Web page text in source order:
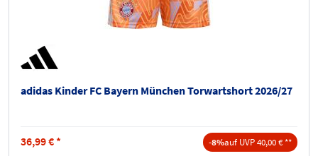
adidas Kinder FC Bayern München Torwartshort 2026/27
36,99€ * -8%auf UVP 40,00 € **